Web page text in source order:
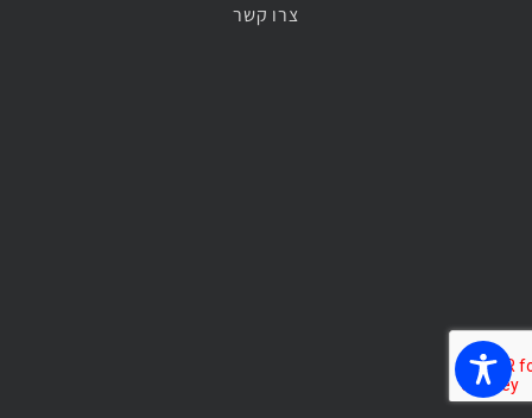
צרו קשר